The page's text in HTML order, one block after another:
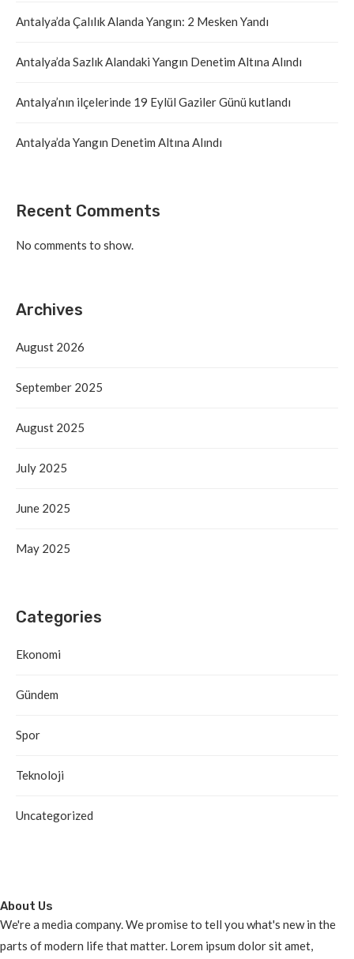
Antalya’da Çalılık Alanda Yangın: 2 Mesken Yandı
Antalya’da Sazlık Alandaki Yangın Denetim Altına Alındı
Antalya’nın ilçelerinde 19 Eylül Gaziler Günü kutlandı
Antalya’da Yangın Denetim Altına Alındı
Recent Comments
No comments to show.
Archives
August 2026
September 2025
August 2025
July 2025
June 2025
May 2025
Categories
Ekonomi
Gündem
Spor
Teknoloji
Uncategorized
About Us
We're a media company. We promise to tell you what's new in the
parts of modern life that matter. Lorem ipsum dolor sit amet,